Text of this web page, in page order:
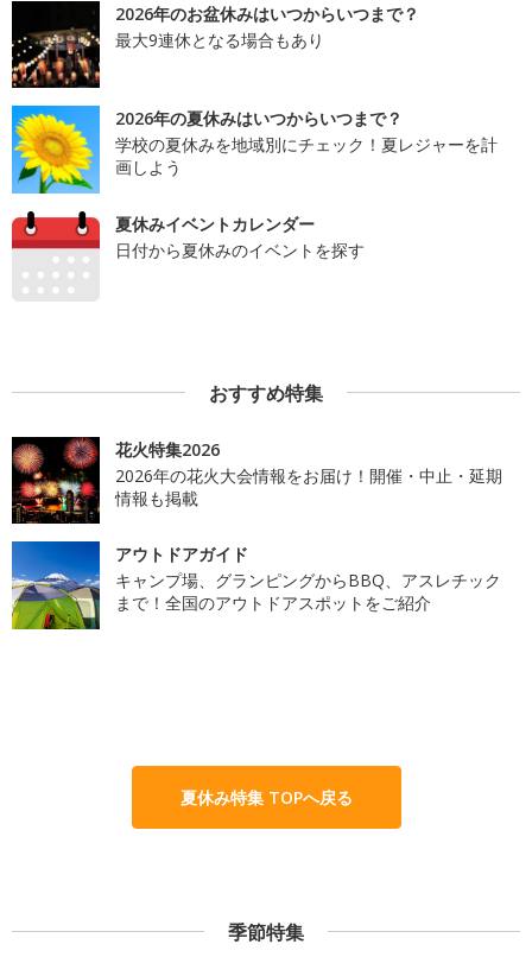
2026年のお盆休みはいつからいつまで？
最大9連休となる場合もあり
2026年の夏休みはいつからいつまで？
学校の夏休みを地域別にチェック！夏レジャーを計
画しよう
夏休みイベントカレンダー
日付から夏休みのイベントを探す
おすすめ特集
花火特集2026
2026年の花火大会情報をお届け！開催・中止・延期
情報も掲載
アウトドアガイド
キャンプ場、グランピングからBBQ、アスレチック
まで！全国のアウトドアスポットをご紹介
夏休み特集 TOPへ戻る
季節特集